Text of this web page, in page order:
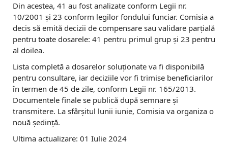
Din acestea, 41 au fost analizate conform Legii nr.
10/2001 și 23 conform legilor fondului funciar. Comisia a
decis să emită decizii de compensare sau validare parțială
pentru toate dosarele: 41 pentru primul grup și 23 pentru
al doilea.
Lista completă a dosarelor soluționate va fi disponibilă
pentru consultare, iar deciziile vor fi trimise beneficiarilor
în termen de 45 de zile, conform Legii nr. 165/2013.
Documentele finale se publică după semnare și
transmitere. La sfârșitul lunii iunie, Comisia va organiza o
nouă ședință.
Ultima actualizare: 01 Iulie 2024